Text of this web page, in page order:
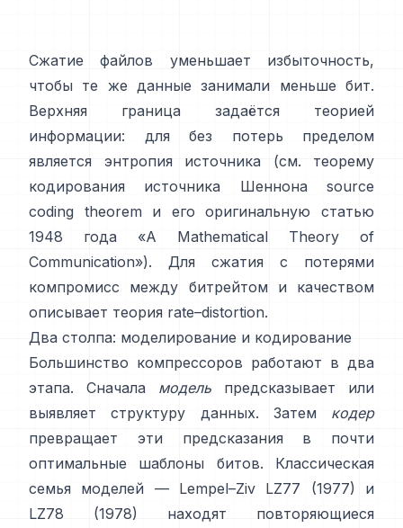
Сжатие файлов уменьшает избыточность,
чтобы те же данные занимали меньше бит.
Верхняя граница задаётся теорией
информации: для без потерь пределом
является энтропия источника (см. теорему
кодирования источника Шеннона
source
coding theorem
и его оригинальную статью
1948 года
«A Mathematical Theory of
Communication»). Для сжатия с потерями
компромисс между битрейтом и качеством
описывает теория rate–distortion.
Два столпа: моделирование и кодирование
Большинство компрессоров работают в два
этапа. Сначала модель предсказывает или
выявляет структуру данных. Затем кодер
превращает эти предсказания в почти
оптимальные шаблоны битов. Классическая
семья моделей — Lempel–Ziv LZ77 (1977)
и
LZ78 (1978) находят повторяющиеся